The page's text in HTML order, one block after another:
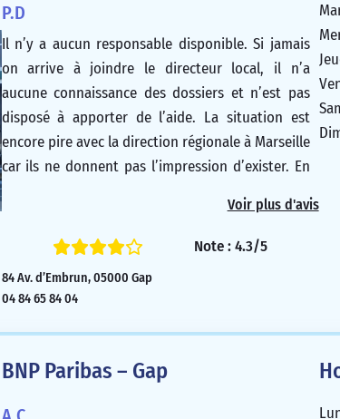
P.D
Il n’y a aucun responsable disponible. Si jamais
on arrive à joindre le directeur local, il n’a
aucune connaissance des dossiers et n’est pas
disposé à apporter de l’aide. La situation est
encore pire avec la direction régionale à Marseille
car ils ne donnent pas l’impression d’exister. En
conséquence, l’équipe au guichet fait tout ce
qu’elle peut pour améliorer la situation, mais
sans succès. Le site web est en panne depuis des
possible d’obtenir des relevés bancaires. Dans
professionnelle et il est préférable d’éviter cette
entreprise.
Voir plus d'avis
Note : 4.3/5
84 Av. d’Embrun, 05000 Gap
04 84 65 84 04
BNP Paribas – Gap